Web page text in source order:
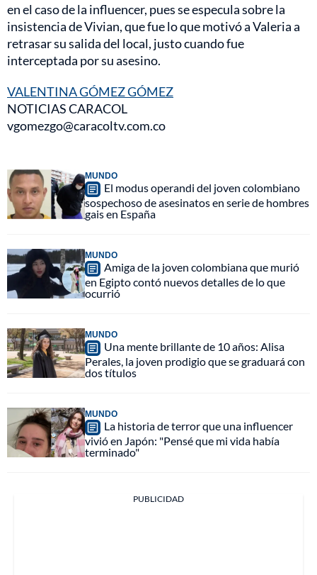
en el caso de la influencer, pues se especula sobre la
insistencia de Vivian, que fue lo que motivó a Valeria a
retrasar su salida del local, justo cuando fue
interceptada por su asesino.
VALENTINA GÓMEZ GÓMEZ
NOTICIAS CARACOL
vgomezgo@caracoltv.com.co
MUNDO
El modus operandi del joven colombiano
sospechoso de asesinatos en serie de hombres
gais en España
MUNDO
Amiga de la joven colombiana que murió
en Egipto contó nuevos detalles de lo que
ocurrió
MUNDO
Una mente brillante de 10 años: Alisa
Perales, la joven prodigio que se graduará con
dos títulos
MUNDO
La historia de terror que una influencer
vivió en Japón: "Pensé que mi vida había
terminado"
PUBLICIDAD